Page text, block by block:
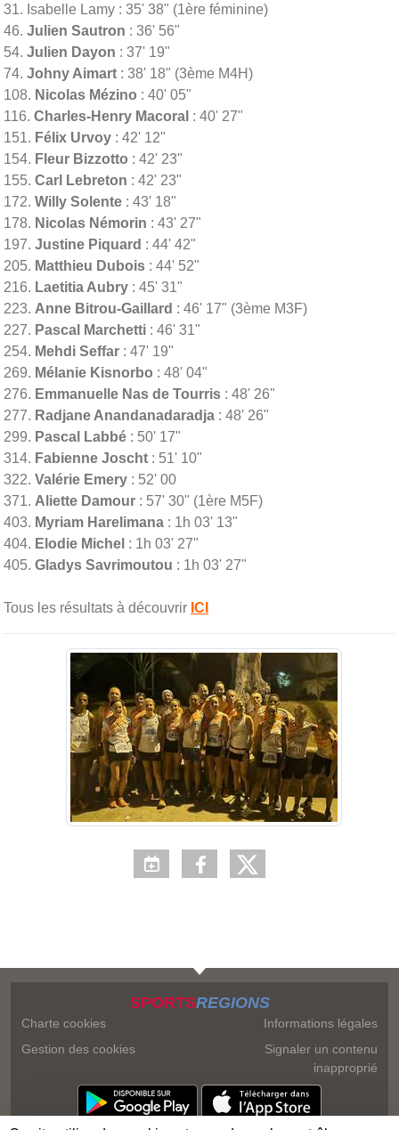
31. Isabelle Lamy : 35' 38" (1ère féminine)
46. Julien Sautron : 36' 56"
54. Julien Dayon : 37' 19"
74. Johny Aimart : 38' 18" (3ème M4H)
108. Nicolas Mézino : 40' 05"
116. Charles-Henry Macoral : 40' 27"
151. Félix Urvoy : 42' 12"
154. Fleur Bizzotto : 42' 23"
155. Carl Lebreton : 42' 23"
172. Willy Solente : 43' 18"
178. Nicolas Némorin : 43' 27"
197. Justine Piquard : 44' 42"
205. Matthieu Dubois : 44' 52"
216. Laetitia Aubry : 45' 31"
223. Anne Bitrou-Gaillard : 46' 17" (3ème M3F)
227. Pascal Marchetti : 46' 31"
254. Mehdi Seffar : 47' 19"
269. Mélanie Kisnorbo : 48' 04"
276. Emmanuelle Nas de Tourris : 48' 26"
277. Radjane Anandanadaradja : 48' 26"
299. Pascal Labbé : 50' 17"
314. Fabienne Joscht : 51' 10"
322. Valérie Emery : 52' 00
371. Aliette Damour : 57' 30" (1ère M5F)
403. Myriam Harelimana : 1h 03' 13"
404. Elodie Michel : 1h 03' 27"
405. Gladys Savrimoutou : 1h 03' 27"
Tous les résultats à découvrir ICI
SPORTSREGIONS
Charte cookies
Gestion des cookies
Informations légales
Signaler un contenu
inapproprié